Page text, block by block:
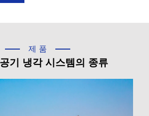
제품
기 냉각 시스템의 종류